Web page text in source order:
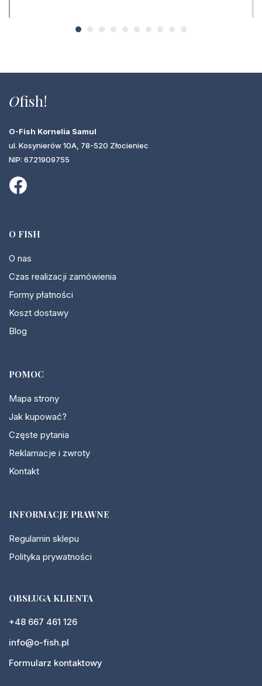
Ofish!
O-Fish Kornelia Samul
ul. Kosynierów 10A, 78-520 Złocieniec
NIP: 6721909755
O FISH
O nas
Czas realizacji zamówienia
Formy płatności
Koszt dostawy
Blog
POMOC
Mapa strony
Jak kupować?
Częste pytania
Reklamacje i zwroty
Kontakt
INFORMACJE PRAWNE
Regulamin sklepu
Polityka prywatności
OBSŁUGA KLIENTA
+48 667 461 126
info@o-fish.pl
Formularz kontaktowy